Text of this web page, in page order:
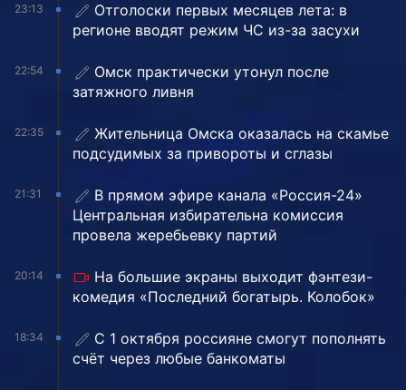
23:13
Отголоски первых месяцев лета: в
регионе вводят режим ЧС из-за засухи
22:54
Омск практически утонул после
затяжного ливня
22:35
Жительница Омска оказалась на скамье
подсудимых за привороты и сглазы
21:31
В прямом эфире канала «Россия-24»
Центральная избирательна комиссия
провела жеребьевку партий
20:14
На большие экраны выходит фэнтези-
комедия «Последний богатырь. Колобок»
18:34
С 1 октября россияне смогут пополнять
счёт через любые банкоматы